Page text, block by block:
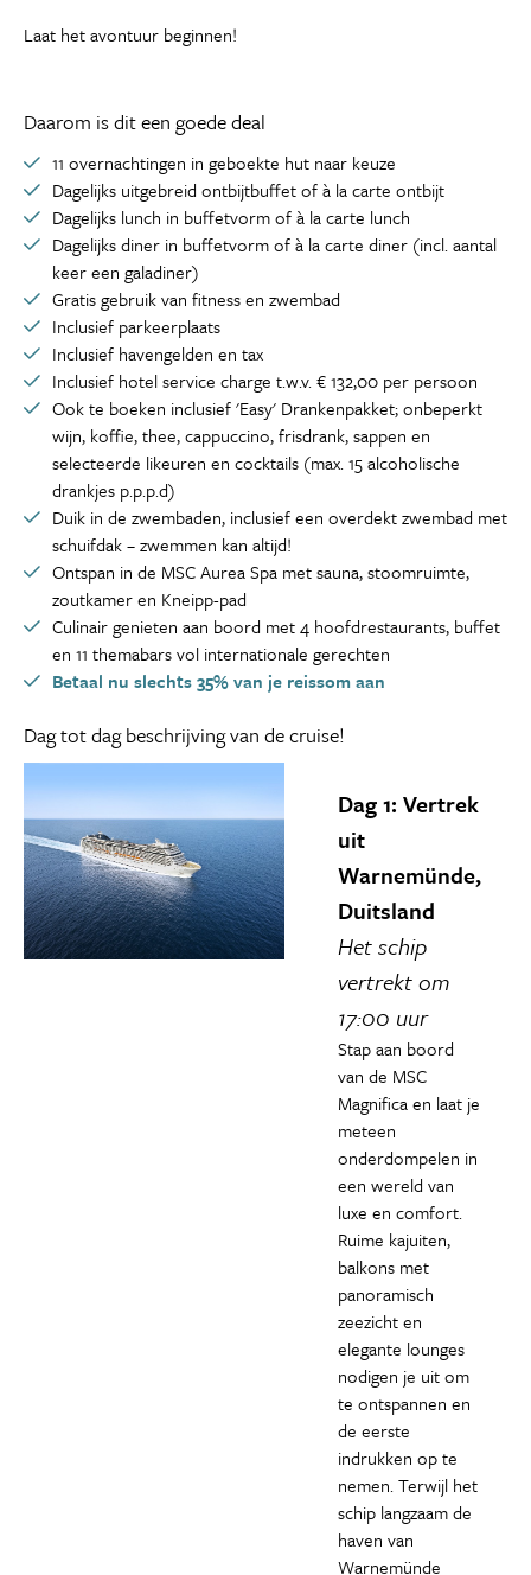
Laat het avontuur beginnen!
Daarom is dit een goede deal
11 overnachtingen in geboekte hut naar keuze
Dagelijks uitgebreid ontbijtbuffet of à la carte ontbijt
Dagelijks lunch in buffetvorm of à la carte lunch
Dagelijks diner in buffetvorm of à la carte diner (incl. aantal
keer een galadiner)
Gratis gebruik van fitness en zwembad
Inclusief parkeerplaats
Inclusief havengelden en tax
Inclusief hotel service charge t.w.v. € 132,00 per persoon
Ook te boeken inclusief 'Easy' Drankenpakket; onbeperkt
wijn, koffie, thee, cappuccino, frisdrank, sappen en
selecteerde likeuren en cocktails (max. 15 alcoholische
drankjes p.p.p.d)
Duik in de zwembaden, inclusief een overdekt zwembad met
schuifdak – zwemmen kan altijd!
Ontspan in de MSC Aurea Spa met sauna, stoomruimte,
zoutkamer en Kneipp-pad
Culinair genieten aan boord met 4 hoofdrestaurants, buffet
en 11 themabars vol internationale gerechten
Betaal nu slechts 35% van je reissom aan
Dag tot dag beschrijving van de cruise!
Dag 1: Vertrek
uit
Warnemünde,
Duitsland
Het schip
vertrekt om
17:00 uur
Stap aan boord
van de MSC
Magnifica en laat je
meteen
onderdompelen in
een wereld van
luxe en comfort.
Ruime kajuiten,
balkons met
panoramisch
zeezicht en
elegante lounges
nodigen je uit om
te ontspannen en
de eerste
indrukken op te
nemen. Terwijl het
schip langzaam de
haven van
Warnemünde